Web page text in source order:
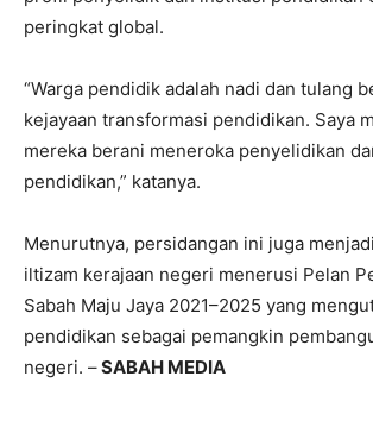
peringkat global.
“Warga pendidik adalah nadi dan tulang
kejayaan transformasi pendidikan. Saya
mereka berani meneroka penyelidikan
pendidikan,” katanya.
Menurutnya, persidangan ini juga
iltizam kerajaan negeri menerusi Pelan
Sabah Maju Jaya 2021–2025 yang
pendidikan sebagai pemangkin
negeri. –SABAH MEDIA